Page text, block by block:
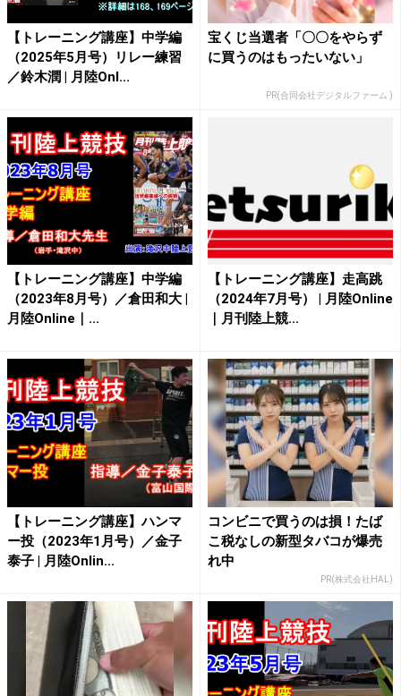
【トレーニング講座】中学編
（2025年5月号）リレー練習
／鈴木潤 | 月陸Onl...
宝くじ当選者「〇〇をやらず
に買うのはもったいない」
PR(合同会社デジタルファーム )
【トレーニング講座】中学編
（2023年8月号）／倉田和大 |
月陸Online｜...
【トレーニング講座】走高跳
（2024年7月号） | 月陸Online
｜月刊陸上競...
【トレーニング講座】ハンマ
ー投（2023年1月号）／金子
泰子 | 月陸Onlin...
コンビニで買うのは損！たば
こ税なしの新型タバコが爆売
れ中
PR(株式会社HAL)